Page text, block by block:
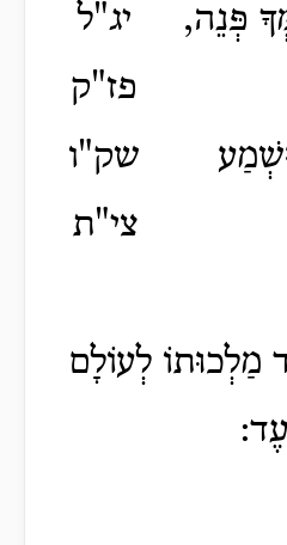
פְּנֵה,
יג"ל
פז"ק
שק"ו
צי"ת
מַלְכוּתוֹ לְעוֹלָם
: